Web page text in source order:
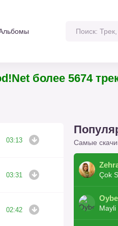
более 5674
03:13
03:31
02:42
Самые
Çok
Mayli